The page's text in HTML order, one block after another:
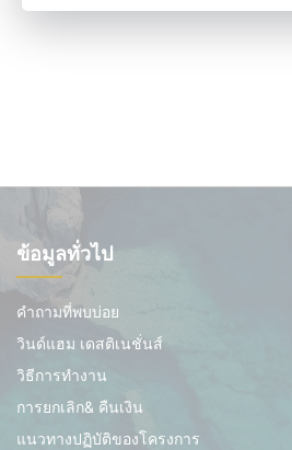
ข้อมูลทั่วไป
คำถามที่พบบ่อย
วินด์แฮม เดสติเนชั่นส์
วิธีการทำงาน
การยกเลิก& คืนเงิน
แนวทางปฏิบัติของโครงการ